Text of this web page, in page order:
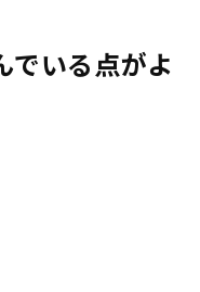
でいる点がよ